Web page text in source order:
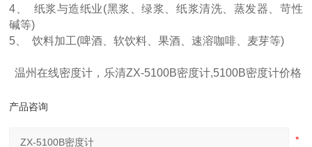
4、 纸浆与造纸业(黑浆、绿浆、纸浆清洗、蒸发器、苛性
碱等)
5、 饮料加工(啤酒、软饮料、果酒、速溶咖啡、麦芽等)
温州在线密度计，乐清ZX-5100B密度计,5100B密度计价格
产品咨询